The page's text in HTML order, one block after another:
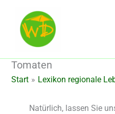
springen
Tomaten
Start Lexikon regionale
Natürlich, lassen Sie